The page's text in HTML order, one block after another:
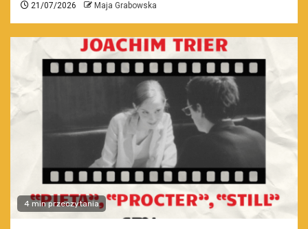
21/07/2026 Maja Grabowska
4 min przeczytania